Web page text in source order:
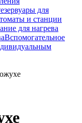
для
и станции
для нагрева
Вспомогательное